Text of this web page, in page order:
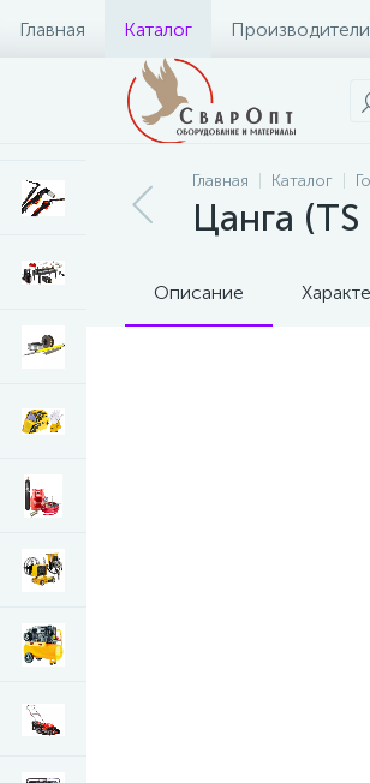
Главная Каталог Производители
Главная Каталог
Цанга
Описание